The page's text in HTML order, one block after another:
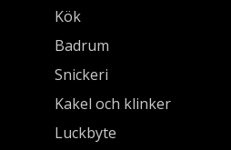
Kök
Badrum
Snickeri
Kakel och klinker
Luckbyte